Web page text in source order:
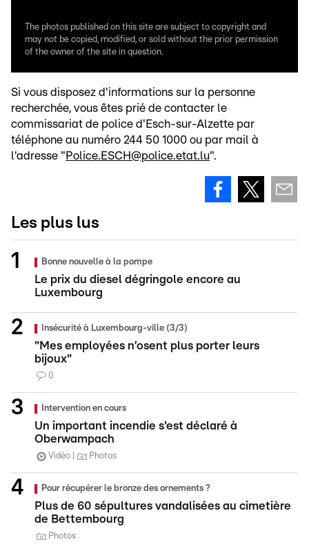
The photos published on this site are subject to copyright and
may not be copied, modified, or sold without the prior permission
of the owner of the site in question.
Si vous disposez d'informations sur la personne
recherchée, vous êtes prié de contacter le
commissariat de police d'Esch-sur-Alzette par
téléphone au numéro 244 50 1000 ou par mail à
l'adresse " Police.ESCH@police.etat.lu".
Les plus lus
Bonne nouvelle à la pompe
Le prix du diesel dégringole encore au
Luxembourg
Insécurité à Luxembourg-ville (3/3)
"Mes employées n’osent plus porter leurs
bijoux"
0
Intervention en cours
Un important incendie s'est déclaré à
Oberwampach
Vidéo Photos
Pour récupérer le bronze des ornements ?
Plus de 60 sépultures vandalisées au cimetière
de Bettembourg
Photos